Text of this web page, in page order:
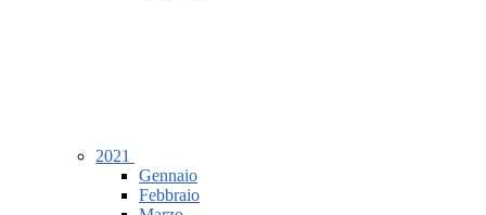
2021
Gennaio
Febbraio